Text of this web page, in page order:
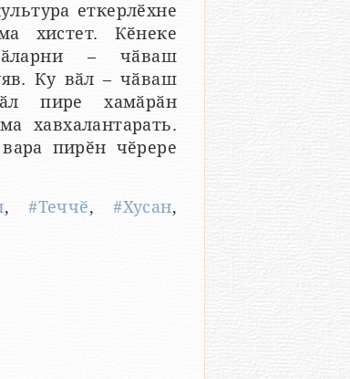
еткерлӗхне
хистет. Кӗнеке
– чӑваш
Ку вӑл – чӑваш
пире хамӑрӑн
хавхалантарать.
пирӗн чӗрере
,#Теччӗ,#Хусан,